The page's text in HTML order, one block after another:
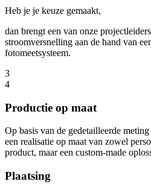
Heb je je keuze gemaakt,
dan brengt een van onze
stroomversnelling aan de hand van
fotomeetsysteem.
3
4
Productie op maat
Op basis van de gedetailleerde
een realisatie op maat van zowel
product, maar een custom-made
Plaatsing